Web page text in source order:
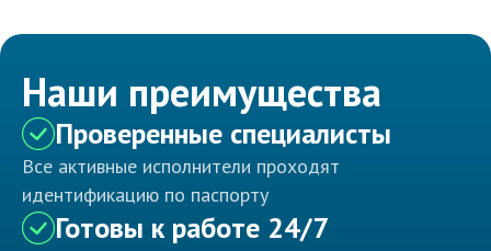
Наши преимущества
Проверенные специалисты
Все активные исполнители проходят
идентификацию по паспорту
Готовы к работе 24/7